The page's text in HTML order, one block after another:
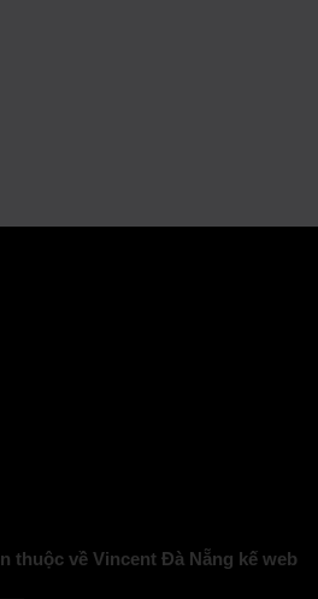
thuộc về Vincent Đà Nẵng kế web